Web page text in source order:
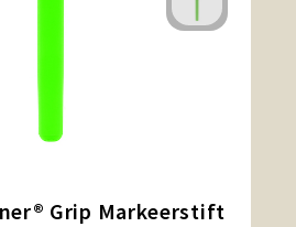
Grip Markeerstift